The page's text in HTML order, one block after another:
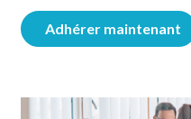
Adhérer maintenant